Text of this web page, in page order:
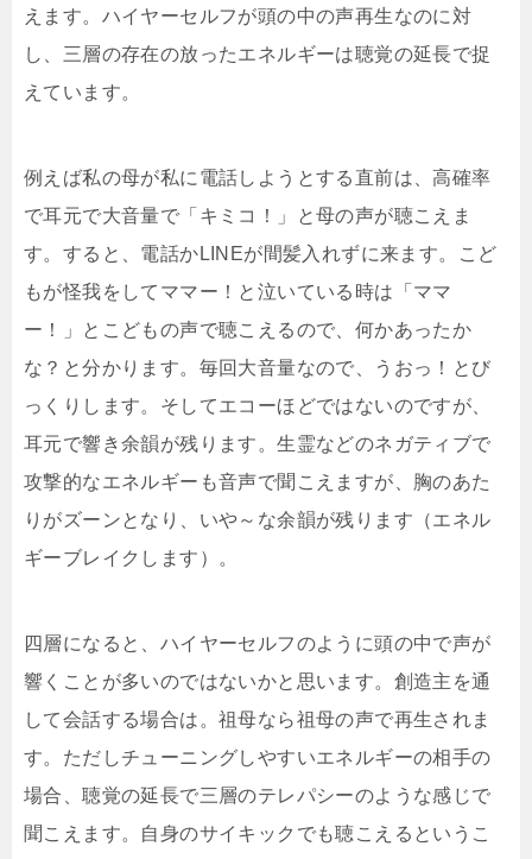
えます。ハイヤーセルフが頭の中の声再生なのに対
し、三層の存在の放ったエネルギーは聴覚の延長で捉
えています。
例えば私の母が私に電話しようとする直前は、高確率
で耳元で大音量で「キミコ！」と母の声が聴こえま
す。すると、電話かLINEが間髪入れずに来ます。こど
もが怪我をしてママー！と泣いている時は「ママ
ー！」とこどもの声で聴こえるので、何かあったか
な？と分かります。毎回大音量なので、うおっ！とび
っくりします。そしてエコーほどではないのですが、
耳元で響き余韻が残ります。生霊などのネガティブで
攻撃的なエネルギーも音声で聞こえますが、胸のあた
りがズーンとなり、いや～な余韻が残ります（エネル
ギーブレイクします）。
四層になると、ハイヤーセルフのように頭の中で声が
響くことが多いのではないかと思います。創造主を通
して会話する場合は。祖母なら祖母の声で再生されま
す。ただしチューニングしやすいエネルギーの相手の
場合、聴覚の延長で三層のテレパシーのような感じで
聞こえます。自身のサイキックでも聴こえるというこ